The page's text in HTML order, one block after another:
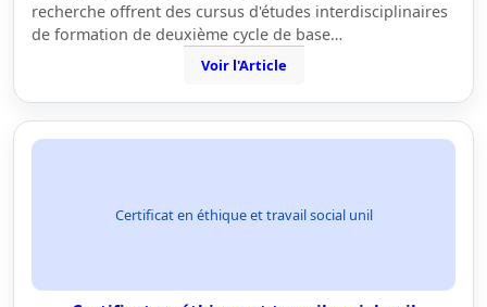
recherche offrent des cursus d'études interdisciplinaires
de formation de deuxième cycle de base…
Voir l'Article
Certificat en éthique et travail social unil